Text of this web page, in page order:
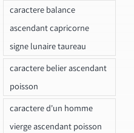
caractere balance
ascendant capricorne
signe lunaire taureau
caractere belier ascendant
poisson
caractere d'un homme
vierge ascendant poisson